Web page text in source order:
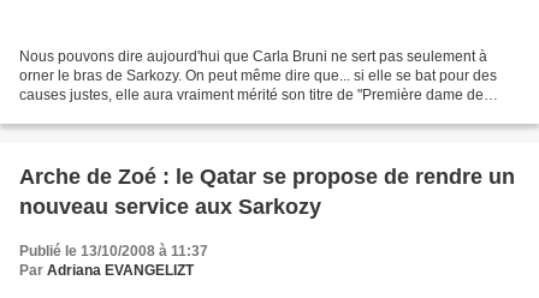
Nous pouvons dire aujourd'hui que Carla Bruni ne sert pas seulement à
orner le bras de Sarkozy. On peut même dire que... si elle se bat pour des
causes justes, elle aura vraiment mérité son titre de "Première dame de
Arche de Zoé : le Qatar se propose de rendre un
nouveau service aux Sarkozy
Publié le 13/10/2008 à 11:37
Par Adriana EVANGELIZT